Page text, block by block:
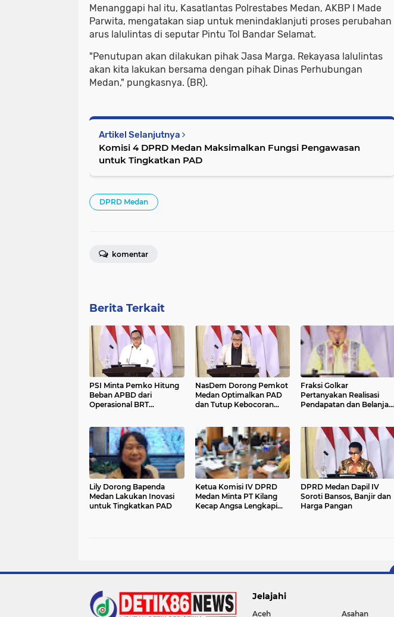
Menanggapi hal itu, Kasatlantas Polrestabes Medan, AKBP I Made
Parwita, mengatakan siap untuk menindaklanjuti proses perubahan
arus lalulintas di seputar Pintu Tol Bandar Selamat.
"Penutupan akan dilakukan pihak Jasa Marga. Rekayasa lalulintas
akan kita lakukan bersama dengan pihak Dinas Perhubungan
Medan," pungkasnya. (BR).
Artikel Selanjutnya
Komisi 4 DPRD Medan Maksimalkan Fungsi Pengawasan
untuk Tingkatkan PAD
DPRD Medan
komentar
Berita Terkait
PSI Minta Pemko Hitung
Beban APBD dari
Operasional BRT
NasDem Dorong Pemkot
Medan Optimalkan PAD
dan Tutup Kebocoran
Fraksi Golkar
Pertanyakan Realisasi
Pendapatan dan Belanja
Lily Dorong Bapenda
Medan Lakukan Inovasi
untuk Tingkatkan PAD
Ketua Komisi IV DPRD
Medan Minta PT Kilang
Kecap Angsa Lengkapi
DPRD Medan Dapil IV
Soroti Bansos, Banjir dan
Harga Pangan
Jelajahi
Aceh Asahan